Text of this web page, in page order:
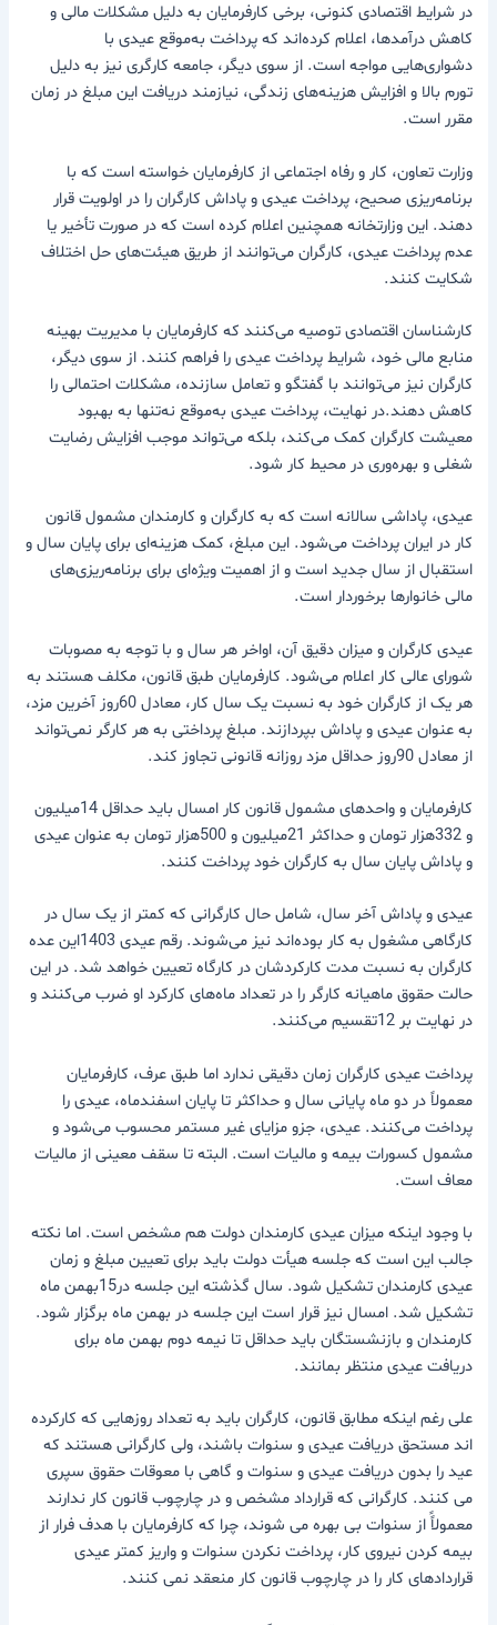
در شرایط اقتصادی کنونی، برخی کارفرمایان به دلیل مشکلات مالی و
کاهش درآمدها، اعلام کرده‌اند که پرداخت به‌موقع عیدی با
دشواری‌هایی مواجه است. از سوی دیگر، جامعه کارگری نیز به دلیل
تورم بالا و افزایش هزینه‌های زندگی، نیازمند دریافت این مبلغ در زمان
مقرر است.
وزارت تعاون، کار و رفاه اجتماعی از کارفرمایان خواسته است که با
برنامه‌ریزی صحیح، پرداخت عیدی و پاداش کارگران را در اولویت قرار
دهند. این وزارتخانه همچنین اعلام کرده است که در صورت تأخیر یا
عدم پرداخت عیدی، کارگران می‌توانند از طریق هیئت‌های حل اختلاف
شکایت کنند.
کارشناسان اقتصادی توصیه می‌کنند که کارفرمایان با مدیریت بهینه
منابع مالی خود، شرایط پرداخت عیدی را فراهم کنند. از سوی دیگر،
کارگران نیز می‌توانند با گفتگو و تعامل سازنده، مشکلات احتمالی را
کاهش دهند.در نهایت، پرداخت عیدی به‌موقع نه‌تنها به بهبود
معیشت کارگران کمک می‌کند، بلکه می‌تواند موجب افزایش رضایت
شغلی و بهره‌وری در محیط کار شود.
عیدی، پاداشی سالانه است که به کارگران و کارمندان مشمول قانون
کار در ایران پرداخت می‌شود. این مبلغ، کمک هزینه‌ای برای پایان سال و
استقبال از سال جدید است و از اهمیت ویژه‌ای برای برنامه‌ریزی‌های
مالی خانوارها برخوردار است.
عیدی کارگران و میزان دقیق آن، اواخر هر سال و با توجه به مصوبات
شورای عالی کار اعلام می‌شود. کارفرمایان طبق قانون، مکلف هستند به
هر یک از کارگران خود به نسبت یک سال کار، معادل 60روز آخرین مزد،
به عنوان عیدی و پاداش بپردازند. مبلغ پرداختی به هر کارگر نمی‌تواند
از معادل 90روز حداقل مزد روزانه قانونی تجاوز کند.
کارفرمایان و واحدهای مشمول قانون کار امسال باید حداقل 14میلیون
و 332هزار تومان و حداکثر 21میلیون و 500هزار تومان به عنوان عیدی
و پاداش پایان سال به کارگران خود پرداخت کنند.
عیدی و پاداش آخر سال، شامل حال کارگرانی که کمتر از یک سال در
کارگاهی مشغول به کار بوده‌اند نیز می‌شوند. رقم عیدی 1403این عده
کارگران به نسبت مدت کارکردشان در کارگاه تعیین خواهد شد. در این
حالت حقوق ماهیانه کارگر را در تعداد ماه‌های کارکرد او ضرب می‌کنند و
در نهایت بر 12تقسیم می‌کنند.
پرداخت عیدی کارگران زمان دقیقی ندارد اما طبق عرف، کارفرمایان
معمولاً در دو ماه پایانی سال و حداکثر تا پایان اسفندماه، عیدی را
پرداخت می‌کنند. عیدی، جزو مزایای غیر مستمر محسوب می‌شود و
مشمول کسورات بیمه و مالیات است. البته تا سقف معینی از مالیات
معاف است.
با وجود اینکه میزان عیدی کارمندان دولت هم مشخص است. اما نکته
جالب این است که جلسه هیأت دولت باید برای تعیین مبلغ و زمان
عیدی کارمندان تشکیل شود. سال گذشته این جلسه در15بهمن ماه
تشکیل شد. امسال نیز قرار است این جلسه در بهمن ماه برگزار شود.
کارمندان و بازنشستگان باید حداقل تا نیمه دوم بهمن ماه برای
دریافت عیدی منتظر بمانند.
علی رغم اینکه مطابق قانون، کارگران باید به تعداد روزهایی که کارکرده
اند مستحق دریافت عیدی و سنوات باشند، ولی کارگرانی هستند که
عید را بدون دریافت عیدی و سنوات و گاهی با معوقات حقوق سپری
می کنند. کارگرانی که قرارداد مشخص و در چارچوب قانون کار ندارند
معمولاًً از سنوات بی بهره می شوند، چرا که کارفرمایان با هدف فرار از
بیمه کردن نیروی کار، پرداخت نکردن سنوات و واریز کمتر عیدی
قراردادهای کار را در چارچوب قانون کار منعقد نمی کنند.